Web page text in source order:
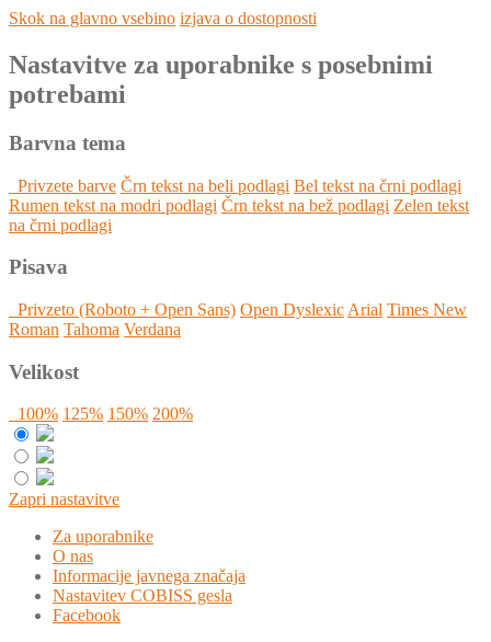
Skok na glavno vsebino izjava o dostopnosti
Nastavitve za uporabnike s posebnimi
potrebami
Barvna tema
Privzete barve Črn tekst na beli podlagi Bel tekst na črni podlagi
Rumen tekst na modri podlagi Črn tekst na bež podlagi Zelen tekst
na črni podlagi
Pisava
Privzeto (Roboto + Open Sans) Open Dyslexic Arial Times New
Roman Tahoma Verdana
Velikost
100% 125% 150% 200%
Zapri nastavitve
Za uporabnike
O nas
Informacije javnega značaja
Nastavitev COBISS gesla
Facebook